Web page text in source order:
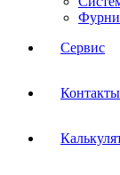
Сервис
Контакты